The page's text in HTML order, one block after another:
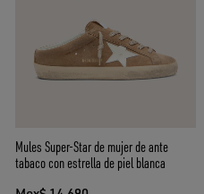
Mules Super-Star de mujer de ante
tabaco con estrella de piel blanca